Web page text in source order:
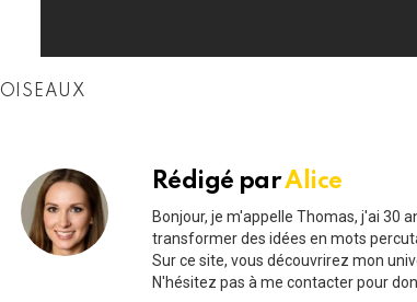
OISEAUX
Rédigé parAlice
Bonjour, je m'appelle Thomas, j'ai 30
transformer des idées en mots
Sur ce site, vous découvrirez mon
N'hésitez pas à me contacter pour